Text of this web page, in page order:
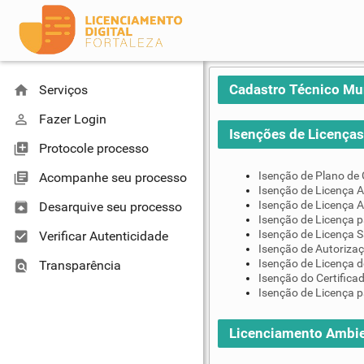
home Serviços
perm_identity Fazer Login
library_add Protocole processo
library_books Acompanhe seu processo
unarchive Desarquive seu processo
check_box Verificar Autenticidade
find_in_page Transparência
Cadastro Técnico
Isenções de
Isenção de Plano de
Isenção de Licença
Isenção de Licença
Isenção de Licença
Isenção de Licença
Isenção de
Isenção de Licença
Isenção do
Isenção de Licença
Licenciamento